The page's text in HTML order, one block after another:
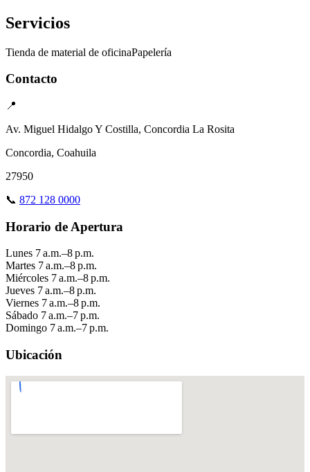
Servicios
Tienda de material de oficinaPapelería
Contacto
📍
Av. Miguel Hidalgo Y Costilla, Concordia La Rosita
Concordia, Coahuila
27950
📞 872 128 0000
Horario de Apertura
Lunes 7 a.m.–8 p.m.
Martes 7 a.m.–8 p.m.
Miércoles 7 a.m.–8 p.m.
Jueves 7 a.m.–8 p.m.
Viernes 7 a.m.–8 p.m.
Sábado 7 a.m.–7 p.m.
Domingo 7 a.m.–7 p.m.
Ubicación